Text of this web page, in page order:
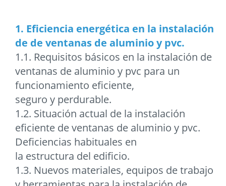
1. Eficiencia energética en la instalación
de de ventanas de aluminio y pvc.
1.1. Requisitos básicos en la instalación de
ventanas de aluminio y pvc para un
funcionamiento eficiente,
seguro y perdurable.
1.2. Situación actual de la instalación
eficiente de ventanas de aluminio y pvc.
Deficiencias habituales en
la estructura del edificio.
1.3. Nuevos materiales, equipos de trabajo